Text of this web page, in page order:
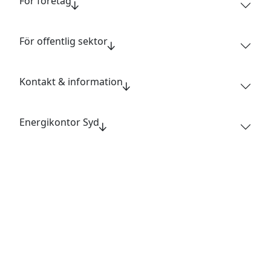
För offentlig sektor
Kontakt & information
Energikontor Syd